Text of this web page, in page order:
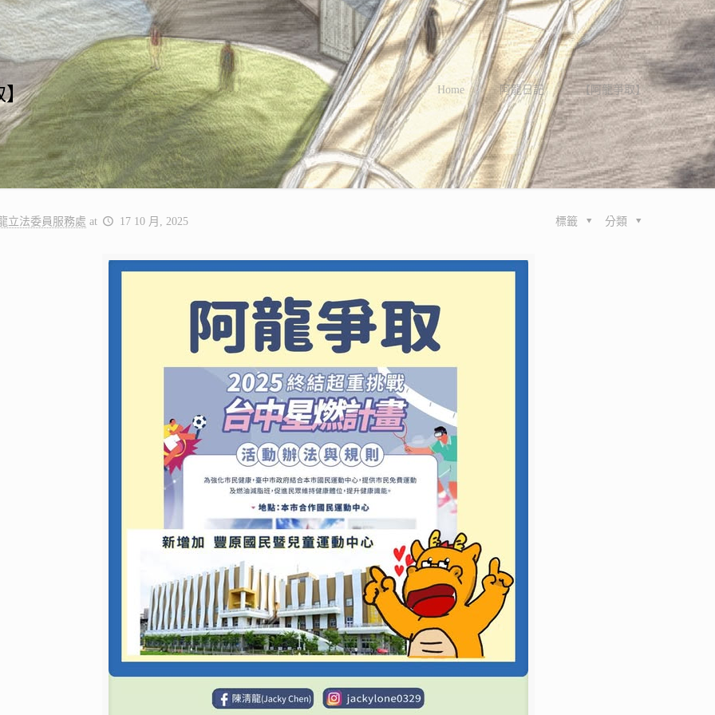
】 Home 阿龍日記 【阿龍爭取】
立法委員服務處 at 17 10 月, 2025 分類
標籤